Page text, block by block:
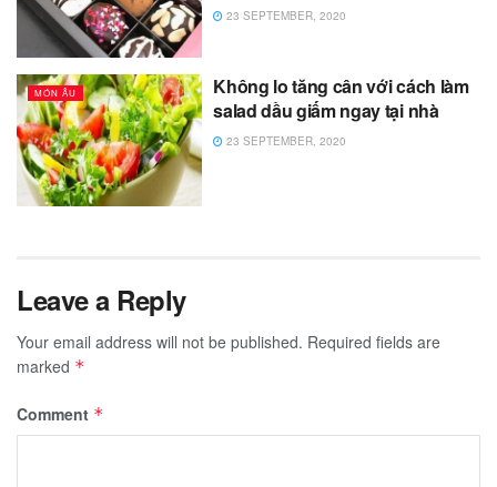
23 SEPTEMBER, 2020
MÓN ÂU
Không lo tăng cân với cách làm
salad dầu giấm ngay tại nhà
23 SEPTEMBER, 2020
Leave a Reply
Your email address will not be published. Required fields are
marked *
Comment *